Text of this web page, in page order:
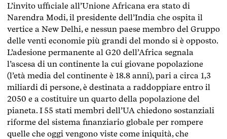
L’invito ufficiale all’Unione Africana era stato di
Narendra Modi, il presidente dell’India che ospita il
vertice a New Delhi, e nessun paese membro del Gruppo
delle venti economie più grandi del mondo si è opposto.
L’adesione permanente al G20 dell’Africa segnala
l’ascesa di un continente la cui giovane popolazione
(l’età media del continente è 18.8 anni), pari a circa 1,3
miliardi di persone, è destinata a raddoppiare entro il
2050 e a costituire un quarto della popolazione del
pianeta. I 55 stati membri dell’UA chiedono sostanziali
riforme del sistema finanziario globale per rompere
quelle che oggi vengono viste come iniquità, che